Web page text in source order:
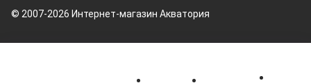
© 2007-2026 Интернет-магазин Акватория